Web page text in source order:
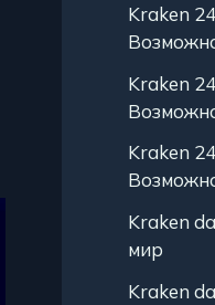
Kraken
Kraken
Kraken
Kraken
мир
Kraken